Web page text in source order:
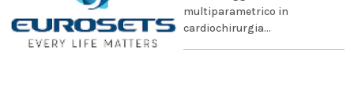
multiparametrico in
cardiochirurgia...